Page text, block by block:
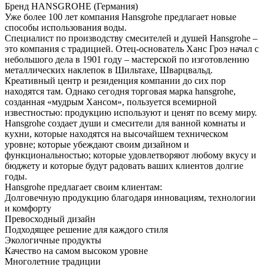
Бренд HANSGROHE (Германия)
Уже более 100 лет компания Hansgrohe предлагает новые
способы использования воды.
Специалист по производству смесителей и душей Hansgrohe –
это компания с традицией. Отец-основатель Ханс Гроэ начал с
небольшого дела в 1901 году – мастерской по изготовлению
металлических наклепок в Шильтахе, Шварцвальд.
Креативный центр и резиденция компании до сих пор
находятся там. Однако сегодня торговая марка hansgrohe,
созданная «мудрым Хансом», пользуется всемирной
известностью: продукцию используют и ценят по всему миру.
Hansgrohe создает души и смесители для ванной комнаты и
кухни, которые находятся на высочайшем техническом
уровне; которые убеждают своим дизайном и
функциональностью; которые удовлетворяют любому вкусу и
бюджету и которые будут радовать ваших клиентов долгие
годы.
Hansgrohe предлагает своим клиентам:
Долговечную продукцию благодаря инновациям, технологии
и комфорту
Превосходный дизайн
Подходящее решение для каждого стиля
Экологичные продукты
Качество на самом высоком уровне
Многолетние традиции